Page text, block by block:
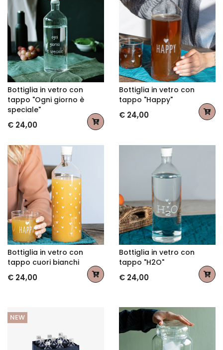
Bottiglia in vetro con
tappo "Ogni giorno è
speciale"
€ 24,00
Bottiglia in vetro con
tappo "Happy"
€ 24,00
Bottiglia in vetro con
tappo cuori bianchi
€ 24,00
Bottiglia in vetro con
tappo "H2O"
€ 24,00
NEW